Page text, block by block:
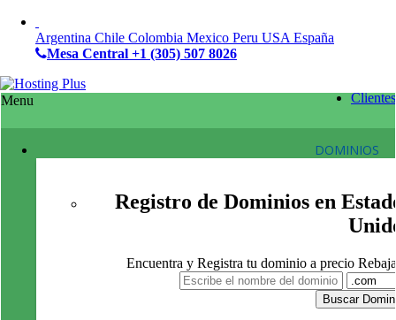
Argentina Chile Colombia Mexico Peru USA España
Mesa Central +1 (305) 507 8026
Clientes
Menu
DOMINIOS
Registro de Dominios en
Encuentra y Registra tu dominio a precio